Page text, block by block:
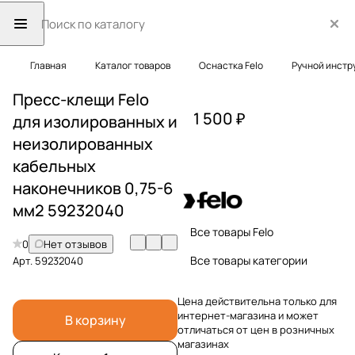
Главная Каталог товаров Оснастка Felo Ручной
Пресс-клещи Felo
для изолированных и
неизолированных
кабельных
наконечников 0,75-6
мм2 59232040
0
Нет отзывов
Арт. 59232040
В корзину
1 500 ₽
Все товары Felo
Все товары категории
Цена действительна только для
интернет-магазина и может
отличаться от цен в розничных
магазинах